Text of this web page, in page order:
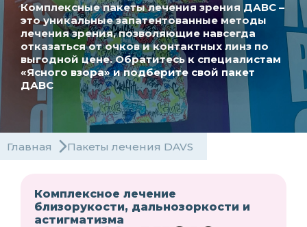
Комплексные пакеты лечения зрения ДАВС –
это уникальные запатентованные методы
лечения зрения, позволяющие навсегда
отказаться от очков и контактных линз по
выгодной цене. Обратитесь к специалистам
«Ясного взора» и подберите свой пакет
ДАВС
Главная Пакеты лечения DAVS
Комплексное лечение
близорукости, дальнозоркости и
астигматизма